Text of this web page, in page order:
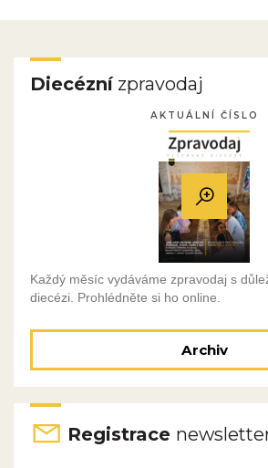
Diecéznízpravodaj
AKTUÁLNÍ ČÍSLO
Každý měsíc vydáváme zpravodaj s
diecézi. Prohlédněte si ho online.
Archiv
Registrace